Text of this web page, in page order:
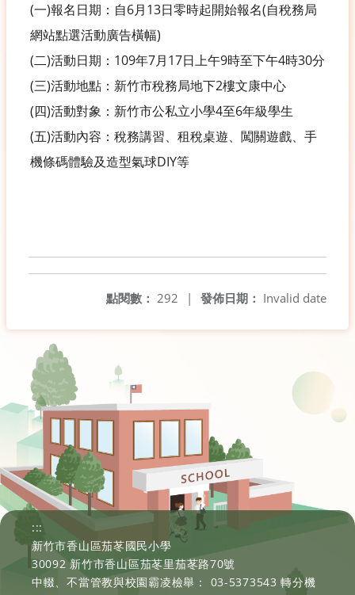
(一)報名日期：自6月13日零時起開始報名(自稅務局
網站點選活動廣告橫幅)
(二)活動日期：109年7月17日上午9時至下午4時30分
(三)活動地點：新竹市稅務局地下2樓文康中心
(四)活動對象：新竹市公私立小學4至6年級學生
(五)活動內容：稅務講習、租稅桌遊、闖關遊戲、手
機條碼體驗及造型氣球DIY等
發佈日期： Invalid date
點閱數： 292 |
:::
新竹市香山區茄苳國民小學
30092 新竹市香山區茄苳里茄苳路70號
中輟、不當管教與校園霸凌檢舉： 03-5373543 轉分機